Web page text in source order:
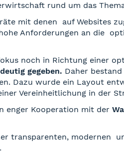
rund um das
mit denen auf Websites
Anforderungen an die
noch in Richtung einer
gegeben. Daher
Dazu wurde ein Layout
Vereinheitlichung in der
enger Kooperation mit der
transparenten, modernen
.